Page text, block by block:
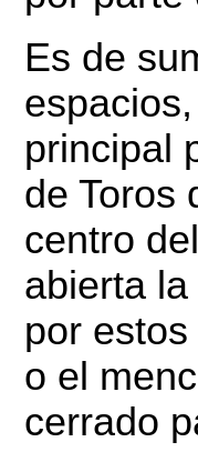
Es de
principal
de Toros
centro
abierta
por
o el
cerrado